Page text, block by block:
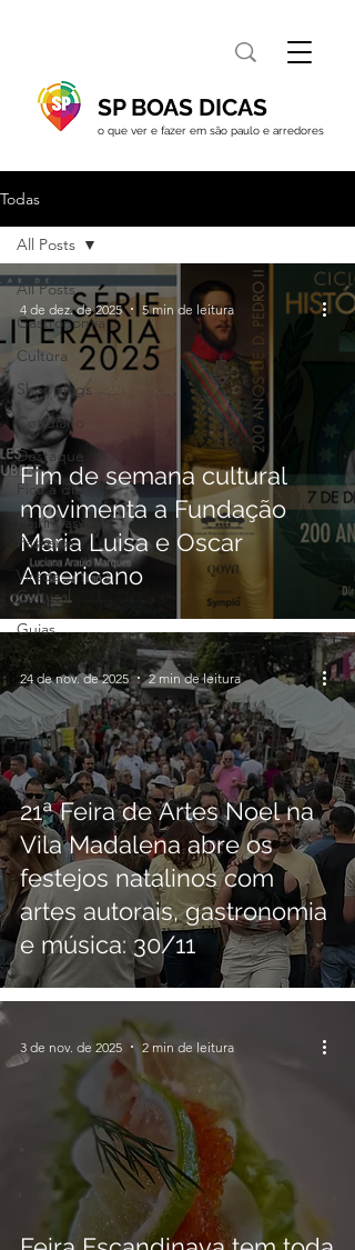
SP BOAS DICAS
o que ver e fazer em são paulo e arredores
Todas
All Posts
Gastronomia
Cultura
Shoppings
Cotidiano
Destaque
Fica a dica
Feirinhas e
Passeios
Virada
Cultural
Guias
All Posts
Fim de semana cultural
movimenta a Fundação
Maria Luisa e Oscar
Americano
4 de dez. de 2025 5 min de leitura
21ª Feira de Artes Noel na
Vila Madalena abre os
festejos natalinos com
artes autorais, gastronomia
e música: 30/11
24 de nov. de 2025 2 min de leitura
3 de nov. de 2025 2 min de leitura